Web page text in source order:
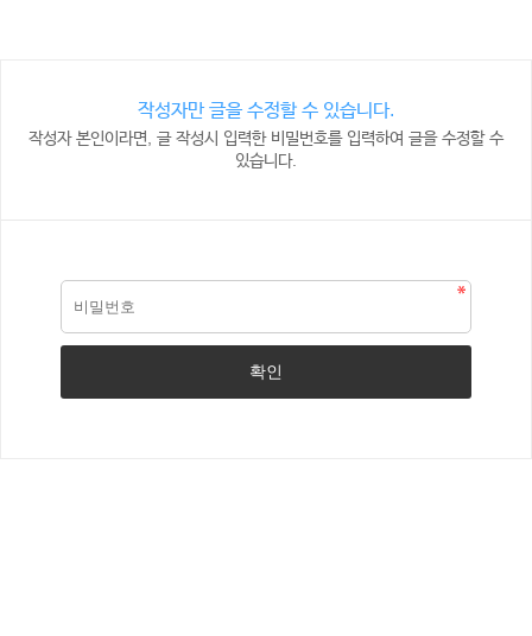
작성자만 글을 수정할 수 있습니다.
작성자 본인이라면, 글 작성시 입력한 비밀번호를 입력하여 글을 수정할 수
있습니다.